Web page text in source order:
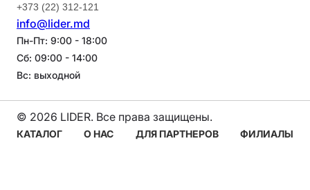
+373 (22) 312-121
info@lider.md
Пн-Пт: 9:00 - 18:00
Сб: 09:00 - 14:00
Вс: выходной
© 2026 LIDER. Все права защищены.
Navigare
КАТАЛОГ О НАС ДЛЯ ПАРТНЕРОВ ФИЛИАЛЫ